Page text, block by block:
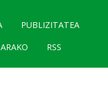
PUBLIZITATEA
RSS